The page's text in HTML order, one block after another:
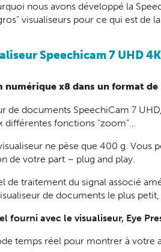
nous avons développé la
visualiseurs pour ce qui est de
Speechicam 7 UHD 4K
numérique x8 dans un format de
de documents SpeechiCam 7
différentes fonctions “zoom”…
ne pèse que 400 g. Vous
de votre part – plug and play.
de traitement du signal associé
de documents le plus
fourni avec le visualiseur, Eye
temps réel pour montrer à votre